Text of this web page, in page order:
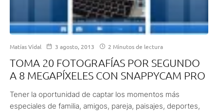
Matías Vidal 3 agosto, 2013 2 Minutos de lectura
TOMA 20 FOTOGRAFÍAS POR SEGUNDO
A 8 MEGAPÍXELES CON SNAPPYCAM PRO
Tener la oportunidad de captar los momentos más
especiales de familia, amigos, pareja, paisajes, deportes,